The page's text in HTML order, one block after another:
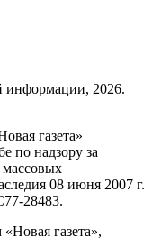
информации, 2026.
газета»
по надзору за
массовых
08 июня 2007 г.
28483.
газета»,